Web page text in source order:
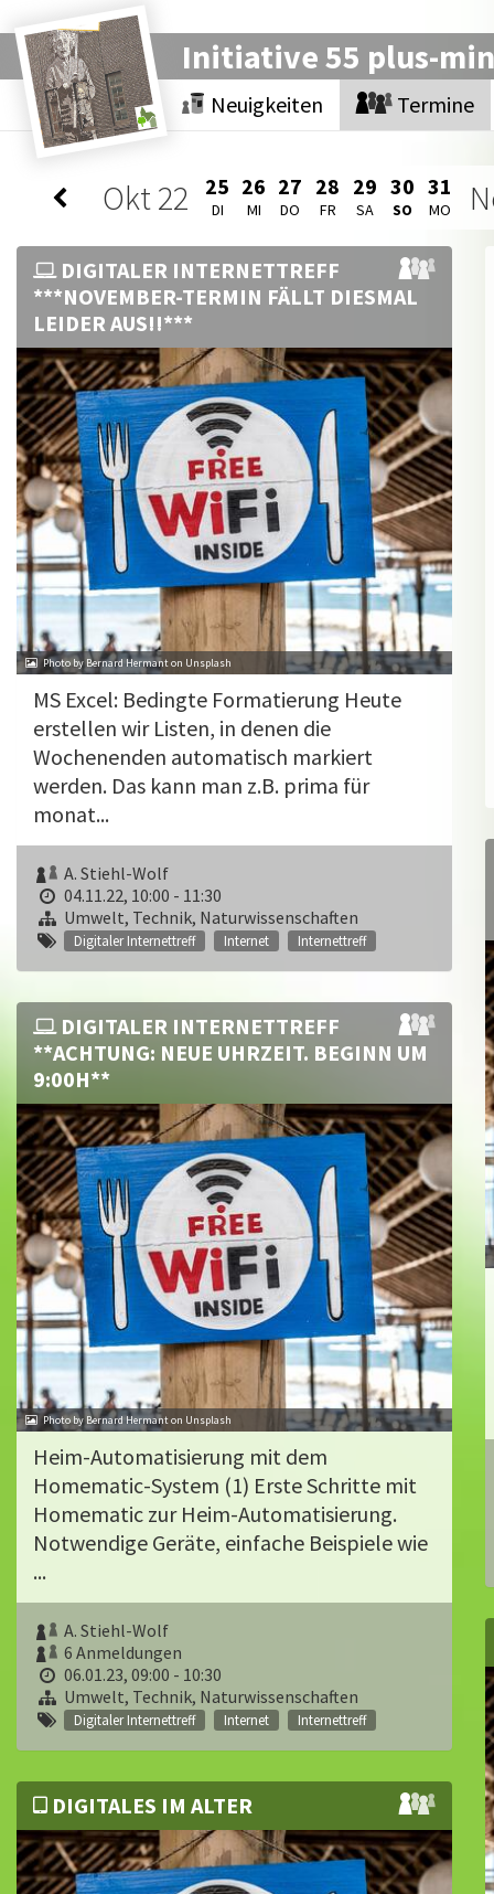
Initiative 55 plus-
Neuigkeiten Termine
Okt22 25
DI
26
MI
27
DO
28
FR
29
SA
30
SO
31
MO
DIGITALER INTERNETTREFF
***NOVEMBER-TERMIN FÄLLT DIESMAL
LEIDER AUS!!***
Photo by Bernard Hermant on Unsplash
MS Excel: Bedingte Formatierung Heute
erstellen wir Listen, in denen die
Wochenenden automatisch markiert
werden. Das kann man z.B. prima für
monat...
A. Stiehl-Wolf
04.11.22, 10:00 - 11:30
Umwelt, Technik, Naturwissenschaften
Digitaler Internettreff Internet Internettreff
DIGITALER INTERNETTREFF
**ACHTUNG: NEUE UHRZEIT. BEGINN UM
9:00H**
Photo by Bernard Hermant on Unsplash
Heim-Automatisierung mit dem
Homematic-System (1) Erste Schritte mit
Homematic zur Heim-Automatisierung.
Notwendige Geräte, einfache Beispiele wie
...
A. Stiehl-Wolf
6 Anmeldungen
06.01.23, 09:00 - 10:30
Umwelt, Technik, Naturwissenschaften
Digitaler Internettreff Internet Internettreff
DIGITALES IM ALTER